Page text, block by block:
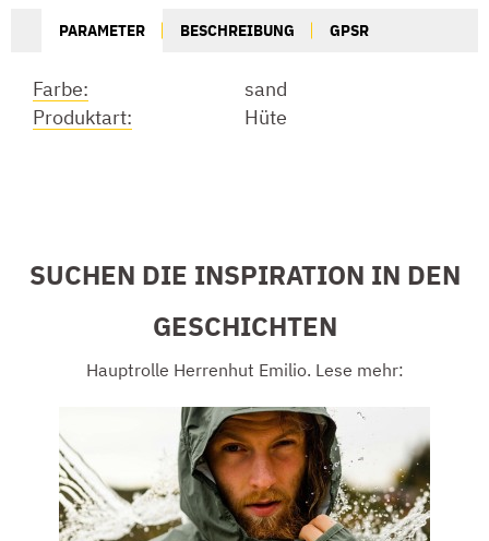
PARAMETER BESCHREIBUNG GPSR
Farbe:
sand
Produktart:
Hüte
SUCHEN DIE INSPIRATION IN DEN
GESCHICHTEN
Hauptrolle Herrenhut Emilio. Lese mehr: